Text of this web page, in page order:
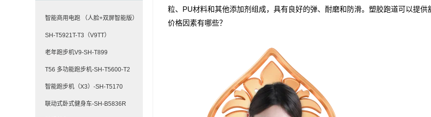
智能商用电跑 （人脸+双屏智能版）
SH-T5921T-T3（V9TT）
老年跑步机V9-SH-T899
T56 多功能跑步机-SH-T5600-T2
智能跑步机（X3）-SH-T5170
联动式卧式健身车-SH-B5836R
粒、PU材料和其他添加剂组成，具有良好的弹、耐磨和防滑。塑胶跑道可以提
价格因素有哪些？